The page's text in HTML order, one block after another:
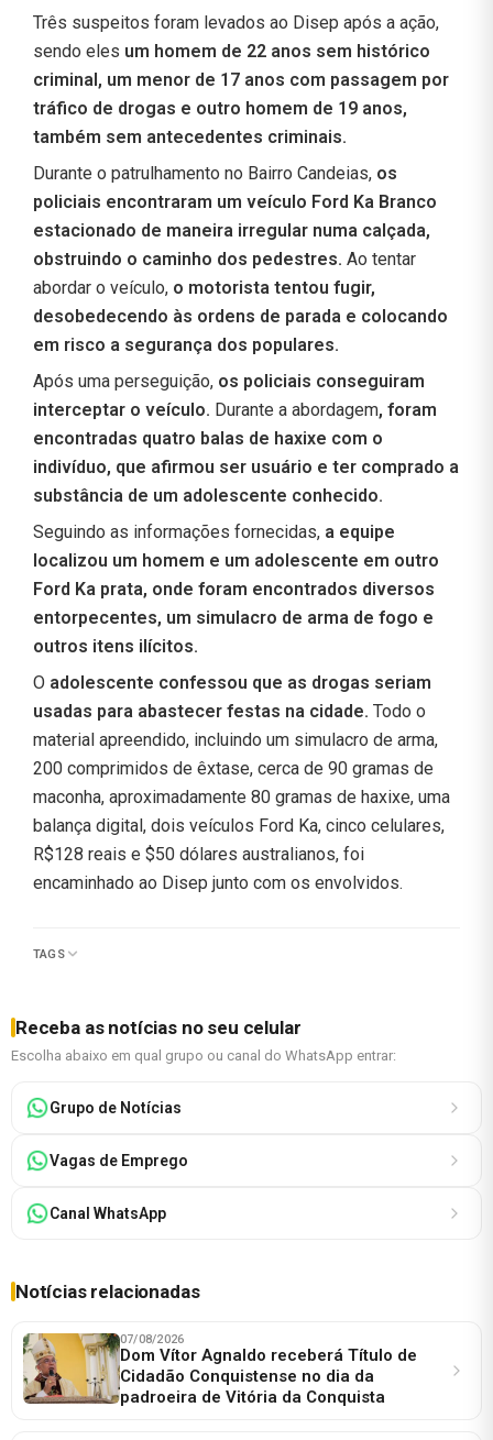
Três suspeitos foram levados ao Disep após a ação,
sendo eles um homem de 22 anos sem histórico
criminal, um menor de 17 anos com passagem por
tráfico de drogas e outro homem de 19 anos,
também sem antecedentes criminais.
Durante o patrulhamento no Bairro Candeias, os
policiais encontraram um veículo Ford Ka Branco
estacionado de maneira irregular numa calçada,
obstruindo o caminho dos pedestres. Ao tentar
abordar o veículo, o motorista tentou fugir,
desobedecendo às ordens de parada e colocando
em risco a segurança dos populares.
Após uma perseguição, os policiais conseguiram
interceptar o veículo. Durante a abordagem, foram
encontradas quatro balas de haxixe com o
indivíduo, que afirmou ser usuário e ter comprado a
substância de um adolescente conhecido.
Seguindo as informações fornecidas, a equipe
localizou um homem e um adolescente em outro
Ford Ka prata, onde foram encontrados diversos
entorpecentes, um simulacro de arma de fogo e
outros itens ilícitos.
O adolescente confessou que as drogas seriam
usadas para abastecer festas na cidade. Todo o
material apreendido, incluindo um simulacro de arma,
200 comprimidos de êxtase, cerca de 90 gramas de
maconha, aproximadamente 80 gramas de haxixe, uma
balança digital, dois veículos Ford Ka, cinco celulares,
R$128 reais e $50 dólares australianos, foi
encaminhado ao Disep junto com os envolvidos.
TAGS
Receba as notícias no seu celular
Escolha abaixo em qual grupo ou canal do WhatsApp entrar:
Grupo de Notícias
Vagas de Emprego
Canal WhatsApp
Notícias relacionadas
07/08/2026
Dom Vítor Agnaldo receberá Título de
Cidadão Conquistense no dia da
padroeira de Vitória da Conquista